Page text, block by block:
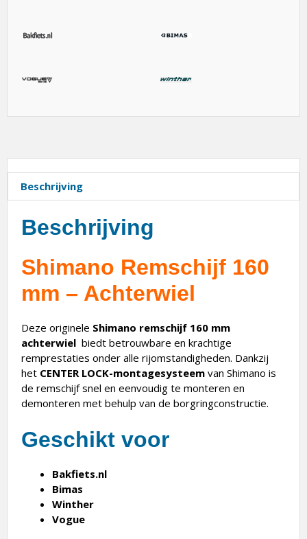
Beschrijving
Beschrijving
Shimano Remschijf 160
mm – Achterwiel
Deze originele Shimano remschijf 160 mm
achterwiel biedt betrouwbare en krachtige
remprestaties onder alle rijomstandigheden. Dankzij
het CENTER LOCK-montagesysteem van Shimano is
de remschijf snel en eenvoudig te monteren en
demonteren met behulp van de borgringconstructie.
Geschikt voor
Bakfiets.nl
Bimas
Winther
Vogue